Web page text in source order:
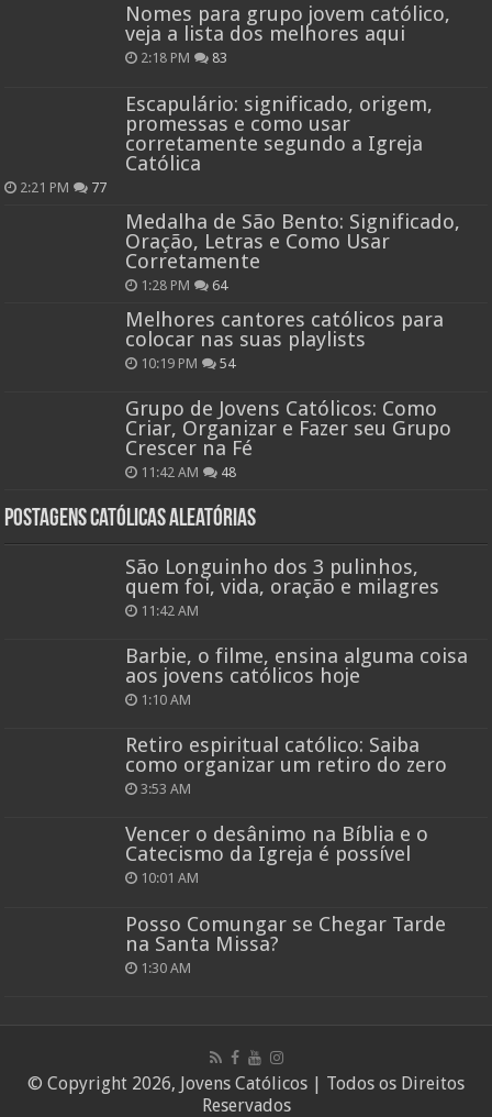
Nomes para grupo jovem católico,
veja a lista dos melhores aqui
2:18 PM 83
Escapulário: significado, origem,
promessas e como usar
corretamente segundo a Igreja
Católica
2:21 PM 77
Medalha de São Bento: Significado,
Oração, Letras e Como Usar
Corretamente
1:28 PM 64
Melhores cantores católicos para
colocar nas suas playlists
10:19 PM 54
Grupo de Jovens Católicos: Como
Criar, Organizar e Fazer seu Grupo
Crescer na Fé
11:42 AM 48
Postagens católicas aleatórias
São Longuinho dos 3 pulinhos,
quem foi, vida, oração e milagres
11:42 AM
Barbie, o filme, ensina alguma coisa
aos jovens católicos hoje
1:10 AM
Retiro espiritual católico: Saiba
como organizar um retiro do zero
3:53 AM
Vencer o desânimo na Bíblia e o
Catecismo da Igreja é possível
10:01 AM
Posso Comungar se Chegar Tarde
na Santa Missa?
1:30 AM
© Copyright 2026, Jovens Católicos | Todos os Direitos
Reservados